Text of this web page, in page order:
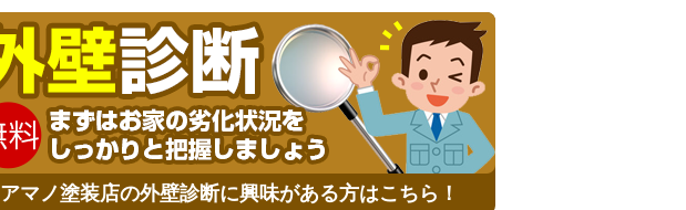
アマノ塗装店の外壁診断に興味がある方はこちら！